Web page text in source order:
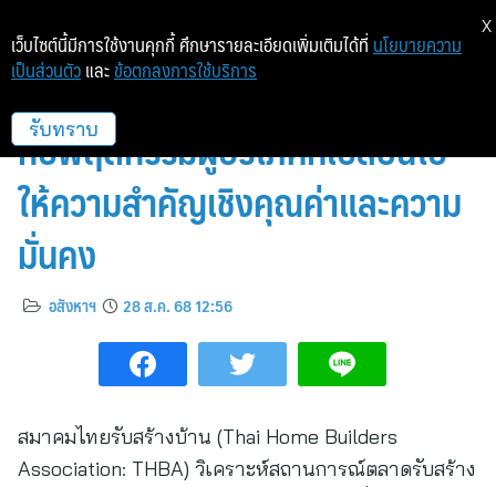
การปรับตัวของธุรกิจรับสร้างบ้าน
กับพฤติกรรมผู้บริโภคที่เปลี่ยนไป
ให้ความสำคัญเชิงคุณค่าและความ
มั่นคง
อสังหาฯ 28 ส.ค. 68 12:56
สมาคมไทยรับสร้างบ้าน (Thai Home Builders
Association: THBA) วิเคราะห์สถานการณ์ตลาดรับสร้าง
เว็บไซต์นี้มีการใช้งานคุกกี้ ศึกษารายละเอียดเพิ่มเติมได้ที่ นโยบายความ
เป็นส่วนตัว และ ข้อตกลงการใช้บริการ
รับทราบ
X